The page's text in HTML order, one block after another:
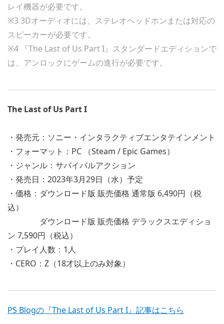
レイ機器が必要です。
※3 3Dオーディオには、ステレオヘッドホンまたは対応の
スピーカーが必要です。
※4 『The Last of Us Part I』スタンダードエディションで
は、アンロックにゲームの進行が必要です。
The Last of Us Part I
・発売元：ソニー・インタラクティブエンタテインメント
・フォーマット：PC （Steam / Epic Games）
・ジャンル：サバイバルアクション
・発売日：2023年3月29日（水）予定
・価格：ダウンロード版 販売価格 通常版 6,490円（税
込）
ダウンロード版 販売価格 デラックスエディショ
ン 7,590円（税込）
・プレイ人数：1人
・CERO：Z（18才以上のみ対象）
PS Blogの『The Last of Us Part I』記事はこちら